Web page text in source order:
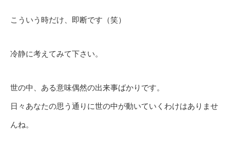
こういう時だけ、即断です（笑）
冷静に考えてみて下さい。
世の中、ある意味偶然の出来事ばかりです。
日々あなたの思う通りに世の中が動いていくわけはありませ
んね。